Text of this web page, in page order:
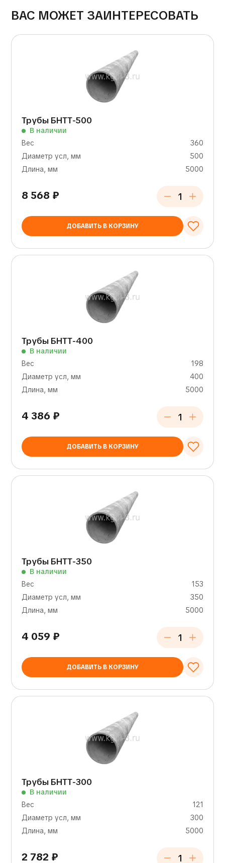
ВАС МОЖЕТ ЗАИНТЕРЕСОВАТЬ
Трубы БНТТ-500
В наличии
Вес
360
Диаметр усл, мм
500
Длина, мм
5000
8 568 ₽
ДОБАВИТЬ В КОРЗИНУ
Трубы БНТТ-400
В наличии
Вес
198
Диаметр усл, мм
400
Длина, мм
5000
4 386 ₽
ДОБАВИТЬ В КОРЗИНУ
Трубы БНТТ-350
В наличии
Вес
153
Диаметр усл, мм
350
Длина, мм
5000
4 059 ₽
ДОБАВИТЬ В КОРЗИНУ
Трубы БНТТ-300
В наличии
Вес
121
Диаметр усл, мм
300
Длина, мм
5000
2 782 ₽